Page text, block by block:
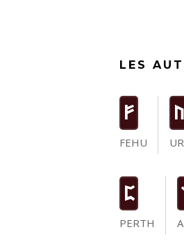
LES
F
FEHU
U
P
PERTH